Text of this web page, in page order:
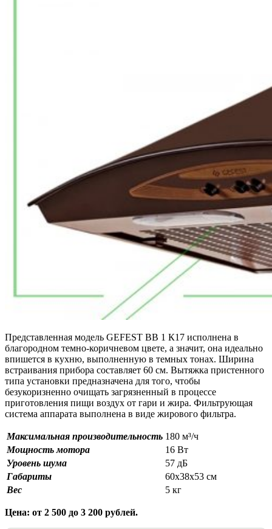
Представленная модель GEFEST ВВ 1 К17 исполнена в
благородном темно-коричневом цвете, а значит, она идеально
впишется в кухню, выполненную в темных тонах. Ширина
встраивания прибора составляет 60 см. Вытяжка пристенного
типа установки предназначена для того, чтобы
безукоризненно очищать загрязненный в процессе
приготовления пищи воздух от гари и жира. Фильтрующая
система аппарата выполнена в виде жирового фильтра.
Максимальная производительность 180 м³/ч
Мощность мотора
16 Вт
Уровень шума
57 дБ
Габариты
60х38х53 см
Вес
5 кг
Цена: от 2 500 до 3 200 рублей.